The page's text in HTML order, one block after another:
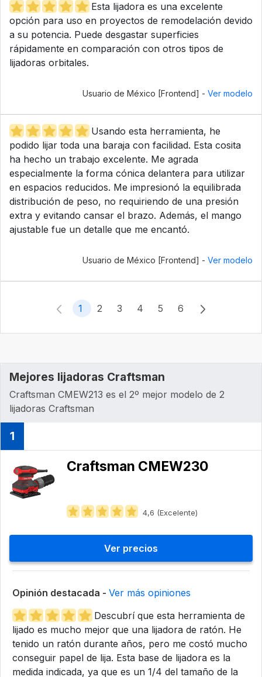
Esta lijadora es una excelente
opción para uso en proyectos de remodelación devido
a su potencia. Puede desgastar superficies
rápidamente en comparación con otros tipos de
lijadoras orbitales.
Usuario de México [Frontend] - Ver modelo
Usando esta herramienta, he
podido lijar toda una baraja con facilidad. Esta cosita
ha hecho un trabajo excelente. Me agrada
especialmente la forma cónica delantera para utilizar
en espacios reducidos. Me impresionó la equilibrada
distribución de peso, no requiriendo de una presión
extra y evitando cansar el brazo. Además, el mango
ajustable fue un detalle que me encantó.
Usuario de México [Frontend] - Ver modelo
1 2 3 4 5 6
Mejores lijadoras Craftsman
Craftsman CMEW213 es el 2º mejor modelo de 2
lijadoras Craftsman
1
Craftsman CMEW230
4,6 (Excelente)
Ver precios
Opinión destacada - Ver más opiniones
Descubrí que esta herramienta de
lijado es mucho mejor que una lijadora de ratón. He
tenido un ratón durante años, pero me costó mucho
conseguir papel de lija. Esta base de lijadora es la
medida indicada, ya que es un 1/4 del tamaño de la